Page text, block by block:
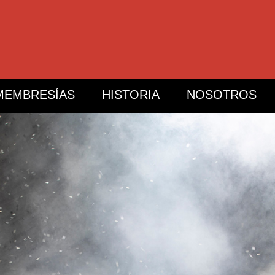
HISTORIA NOSOTROS